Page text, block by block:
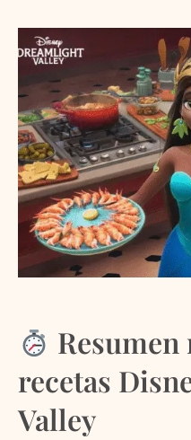
recetas
Valley